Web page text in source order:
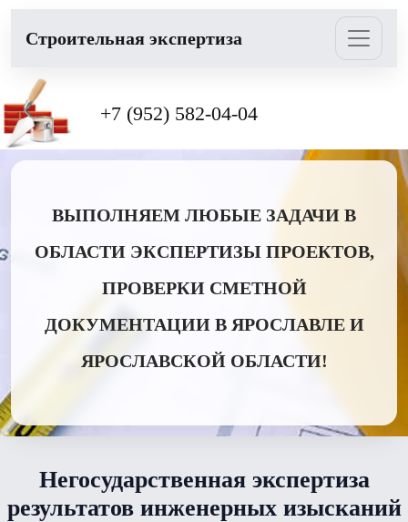
Cтроительная экспертиза
+7 (952) 582-04-04
ВЫПОЛНЯЕМ ЛЮБЫЕ ЗАДАЧИ В
ОБЛАСТИ ЭКСПЕРТИЗЫ ПРОЕКТОВ,
ПРОВЕРКИ СМЕТНОЙ
ДОКУМЕНТАЦИИ В ЯРОСЛАВЛЕ И
ЯРОСЛАВСКОЙ ОБЛАСТИ!
Негосударственная экспертиза
результатов инженерных изысканий